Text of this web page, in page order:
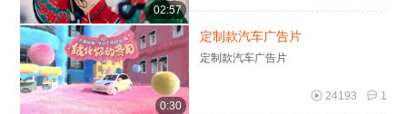
02:57
0:30
定制款汽车广告片
定制款汽车广告片
1
24193